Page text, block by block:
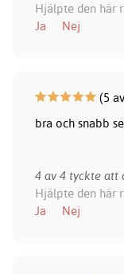
Hjälpte den här
Ja
Nej
(5
bra och snabb
4 av 4 tyckte att
Hjälpte den här
Ja
Nej